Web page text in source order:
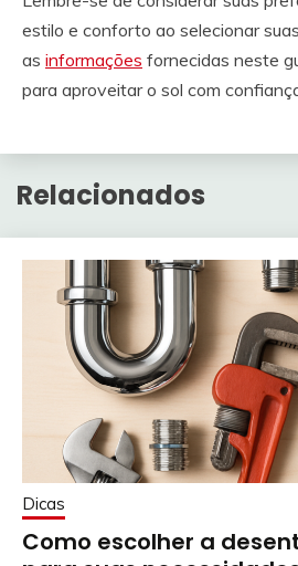
estilo e conforto ao selecionar
as informações fornecidas neste
para aproveitar o sol com
Relacionados
Dicas
Como escolher a